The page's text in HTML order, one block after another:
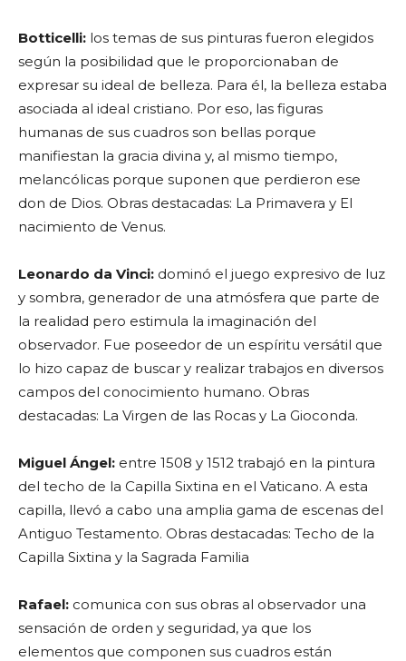
Botticelli: los temas de sus pinturas fueron elegidos
según la posibilidad que le proporcionaban de
expresar su ideal de belleza. Para él, la belleza estaba
asociada al ideal cristiano. Por eso, las figuras
humanas de sus cuadros son bellas porque
manifiestan la gracia divina y, al mismo tiempo,
melancólicas porque suponen que perdieron ese
don de Dios. Obras destacadas: La Primavera y El
nacimiento de Venus.
Leonardo da Vinci: dominó el juego expresivo de luz
y sombra, generador de una atmósfera que parte de
la realidad pero estimula la imaginación del
observador. Fue poseedor de un espíritu versátil que
lo hizo capaz de buscar y realizar trabajos en diversos
campos del conocimiento humano. Obras
destacadas: La Virgen de las Rocas y La Gioconda.
Miguel Ángel: entre 1508 y 1512 trabajó en la pintura
del techo de la Capilla Sixtina en el Vaticano. A esta
capilla, llevó a cabo una amplia gama de escenas del
Antiguo Testamento. Obras destacadas: Techo de la
Capilla Sixtina y la Sagrada Familia
Rafael: comunica con sus obras al observador una
sensación de orden y seguridad, ya que los
elementos que componen sus cuadros están